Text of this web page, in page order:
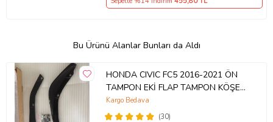
Bu Ürünü Alanlar Bunları da Aldı
HONDA CIVIC FC5 2016-2021 ÖN
TAMPON EKİ FLAP TAMPON KÖŞESİ
TAKIM SAĞ SOL KAMPANYA ŞOKK
FİYAT OEM
(30)
Kargo Bedava